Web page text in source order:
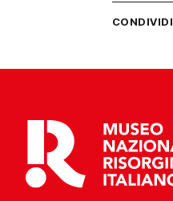
CONDIVIDI